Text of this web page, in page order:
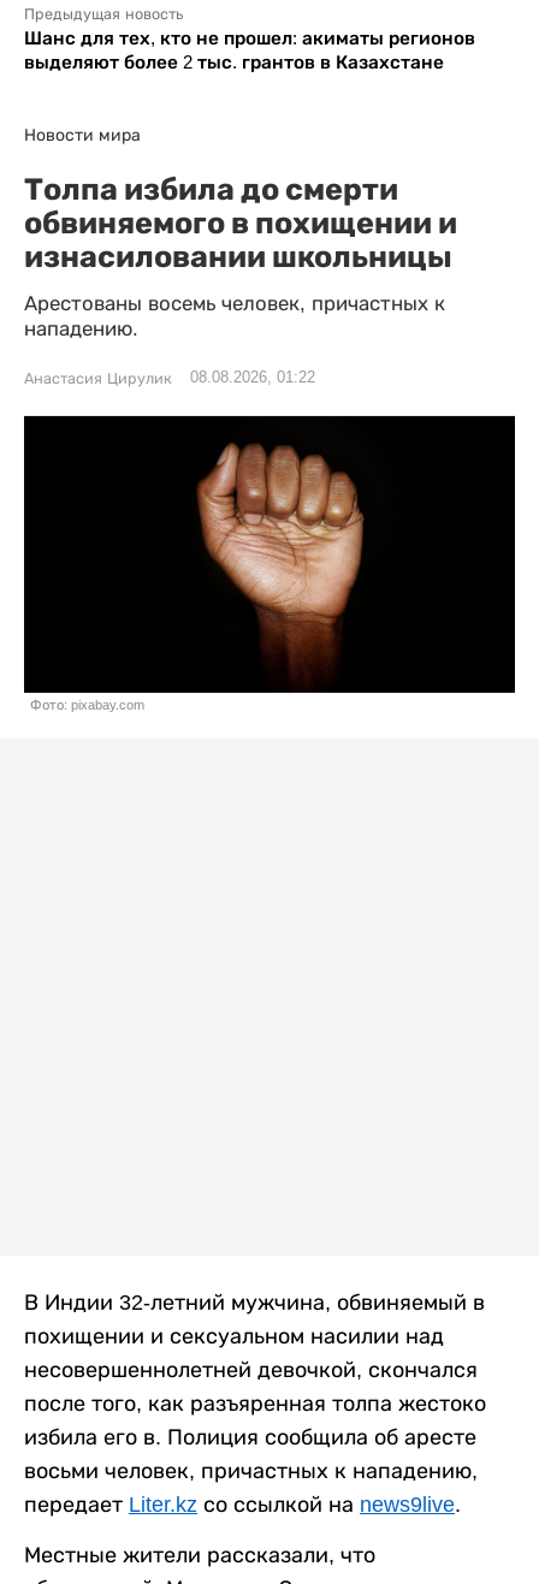
Предыдущая новость
Шанс для тех, кто не прошел: акиматы регионов
выделяют более 2 тыс. грантов в Казахстане
Новости мира
Толпа избила до смерти
обвиняемого в похищении и
изнасиловании школьницы
Арестованы восемь человек, причастных к
нападению.
Анастасия Цирулик 08.08.2026, 01:22
Фото: pixabay.com
В Индии 32-летний мужчина, обвиняемый в
похищении и сексуальном насилии над
несовершеннолетней девочкой, скончался
после того, как разъяренная толпа жестоко
избила его в. Полиция сообщила об аресте
восьми человек, причастных к нападению,
передает Liter.kz со ссылкой на news9live.
Местные жители рассказали, что